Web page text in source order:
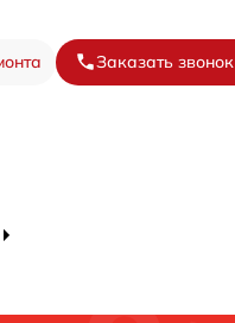
Заказать звонок